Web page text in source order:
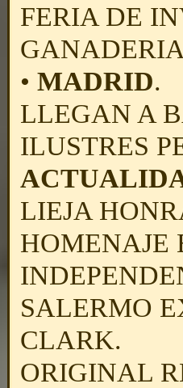
FERIA DE
• MADRID.
LLEGAN A
ILUSTRES
LIEJA
HOMENAJE
SALERMO
CLARK.
ORIGINAL